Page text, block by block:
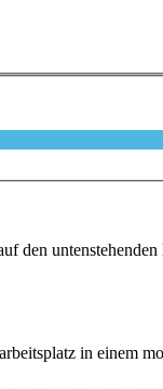
den
in einem